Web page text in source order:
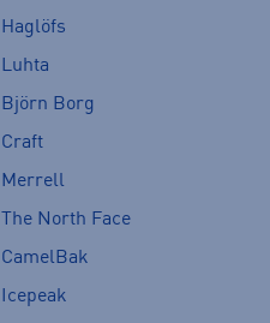
Haglöfs
Luhta
Björn Borg
Craft
Merrell
The North Face
CamelBak
Icepeak